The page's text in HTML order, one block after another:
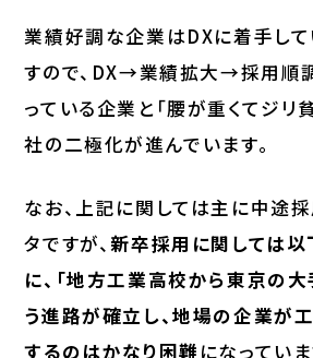
業績好調な企業はDXに着手し
すので、DX→業績拡大→採用順
っている企業と「腰が重くてジリ
社の二極化が進んでいます。
なお、上記に関しては主に中途
タですが、新卒採用に関しては以
に、「地方工業高校から東京の
う進路が確立し、地場の企業が
するのはかなり困難 になってい